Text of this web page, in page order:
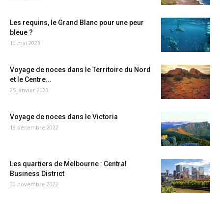
Les requins, le Grand Blanc pour une peur
bleue ?
10 mai 2023
Voyage de noces dans le Territoire du Nord
et le Centre...
25 janvier 2023
Voyage de noces dans le Victoria
19 décembre 2022
Les quartiers de Melbourne : Central
Business District
30 novembre 2022